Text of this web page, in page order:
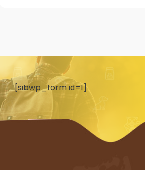
[sibwp_form id=1]